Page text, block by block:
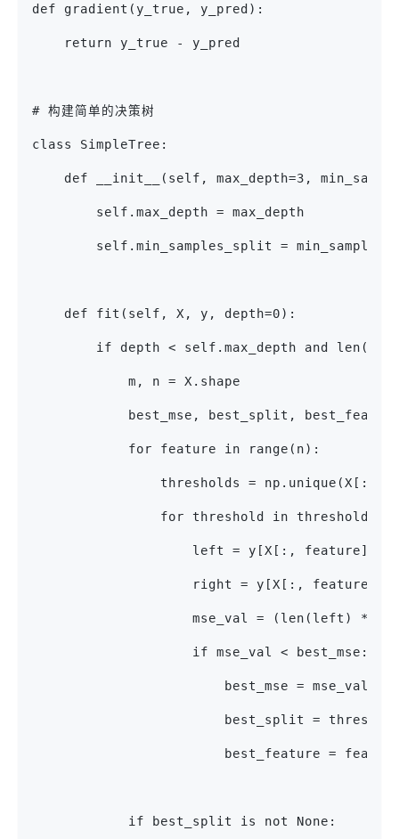
def gradient(y_true, y_pred):
    return y_true - y_pred
# 构建简单的决策树
class SimpleTree:
def __init__(self, max_depth=3,
        self.max_depth = max_depth
self.min_samples_split =
    def fit(self, X, y, depth=0):
if depth < self.max_depth and len(y)
            m, n = X.shape
best_mse, best_split,
            for feature in range(n):
thresholds = np.unique(X[:,
                for threshold in thresholds:
left = y[X[:, feature] <=
right = y[X[:, feature] >
mse_val = (len(left) *
                    if mse_val < best_mse:
                        best_mse = mse_val
best_split =
best_feature =
            if best_split is not None: